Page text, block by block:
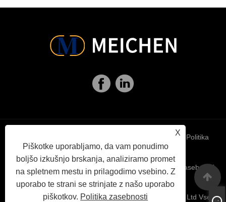
X
Piškotke uporabljamo, da vam ponudimo
boljšo izkušnjo brskanja, analiziramo promet
na spletnem mestu in prilagodimo vsebino. Z
uporabo te strani se strinjate z našo uporabo
piškotkov. Politika zasebnosti
Politika
zasebnosti
Avtorske pravice © 2021 Jinan Meichen Packing Co., Ltd Vse